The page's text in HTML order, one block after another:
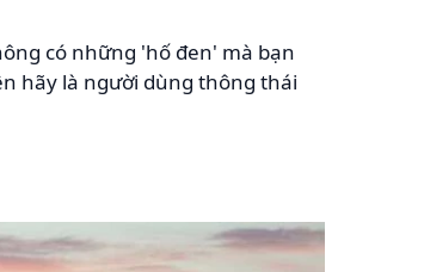
có những 'hố đen' mà bạn
hãy là người dùng thông thái